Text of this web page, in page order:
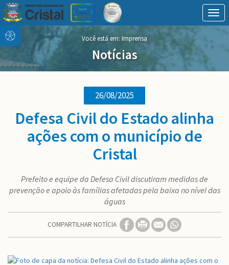
Conteúdo
Menu
conteúdo
do
menu
Você está em: Imprensa
Notícias
26/08/2025
Defesa Civil do Estado alinha
ações com o município de
Cristal
Prefeito e equipe da Defesa Civil discutiram medidas de
prevenção e apoio às famílias afetadas pela baixa no nível das
águas
COMPARTILHAR NOTÍCIA